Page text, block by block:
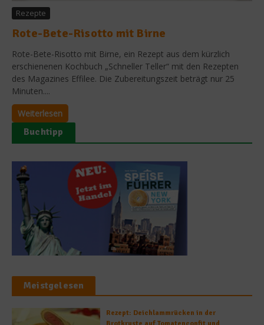
Rezepte
Rote-Bete-Risotto mit Birne
Rote-Bete-Risotto mit Birne, ein Rezept aus dem kürzlich
erschienenen Kochbuch „Schneller Teller“ mit den Rezepten
des Magazines Effilee. Die Zubereitungszeit beträgt nur 25
Minuten....
Weiterlesen
Buchtipp
Meistgelesen
Rezept: Deichlammrücken in der